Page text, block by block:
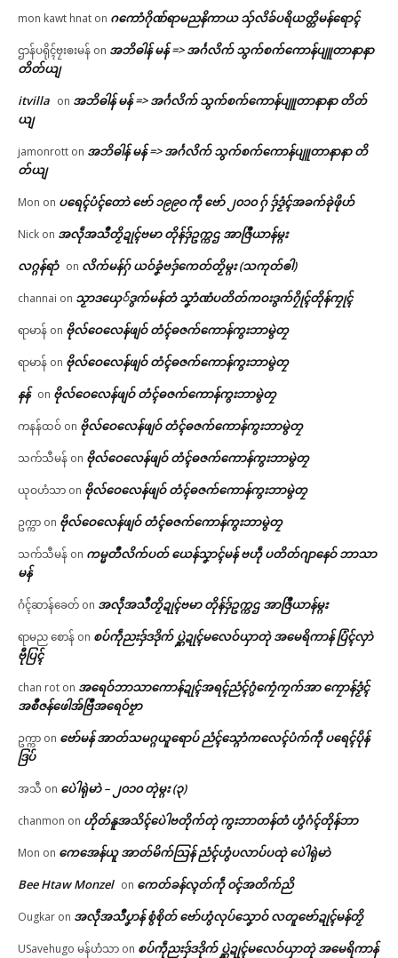
mon kawt hnat on ဂကောံဂိုဏ်ရာမညနိကာယ သှ်လိခ်ပရိယတ္တိမန်ရောၚ်
ဌာန်ပရိုၚ်ဗၠးၜးမန် on အဘိဓါန် မန် => အၚ်္ဂလိက် သွက်စက်ကောန်ပျူတာနာနာ
တိတ်ယျ
itvilla on အဘိဓါန် မန် => အၚ်္ဂလိက် သွက်စက်ကောန်ပျူတာနာနာ တိတ်
ယျ
jamonrott on အဘိဓါန် မန် => အၚ်္ဂလိက် သွက်စက်ကောန်ပျူတာနာနာ တိ
တ်ယျ
Mon on ပရေၚ်ပံၚ်တောဲ ဗော် ၁၉၉၀ ကဵု ဗော် ၂၀၁၀ ဂှ် ဒှ်ဒၟံၚ်အခက်ခုဲဖိုဟ်
Nick on အလဵုအသဳတၟိဍုၚ်ဗမာ တိုန်ဒှ်ဥက္ကဌ အာဇြဳယာန်မ္ဂး
လဂ္ဂန်ရာံ on လိက်မန်ဂှ် ယဝ်ခၞံဗဒှ်ကေတ်တၟိမ္ဂး (သကုတ်ၜါ)
channai on သၟာဒယှေ်ဒွက်မန်တံ သၞာံဏံပတိတ်ကဝးဒွက်ဂၠိုၚ်တိုန်ကၠုၚ်
ရာမာန် on ဗိုလ်ဝေလေန်ဖျဝ် တံၚ်ဓဇက်ကောန်ကွးဘာမွဲတၠ
ရာမာန် on ဗိုလ်ဝေလေန်ဖျဝ် တံၚ်ဓဇက်ကောန်ကွးဘာမွဲတၠ
နန် on ဗိုလ်ဝေလေန်ဖျဝ် တံၚ်ဓဇက်ကောန်ကွးဘာမွဲတၠ
ကနန်ထဝ် on ဗိုလ်ဝေလေန်ဖျဝ် တံၚ်ဓဇက်ကောန်ကွးဘာမွဲတၠ
သက်သီမန် on ဗိုလ်ဝေလေန်ဖျဝ် တံၚ်ဓဇက်ကောန်ကွးဘာမွဲတၠ
ယုဝဟံသာ on ဗိုလ်ဝေလေန်ဖျဝ် တံၚ်ဓဇက်ကောန်ကွးဘာမွဲတၠ
ဥက္ကာ on ဗိုလ်ဝေလေန်ဖျဝ် တံၚ်ဓဇက်ကောန်ကွးဘာမွဲတၠ
သက်သီမန် on ကမ္မတဳလိက်ပတ် ယေန်သၞာၚ်မန် ဗဟဵု ပတိတ်ဂျာနေဝ် ဘာသာ
မန်
ဂံၚ်ဆာန်ခေတ် on အလဵုအသဳတၟိဍုၚ်ဗမာ တိုန်ဒှ်ဥက္ကဌ အာဇြဳယာန်မ္ဂး
ရာမည စောန် on စပ်ကဵုညးဒှ်ဒဒိုက် ပ္ဋဲဍုၚ်မလေဝ်ယှာတုဲ အမေရိကာန် ပြံၚ်လှာဲ
ဗီုပြၚ်
chan rot on အရေဝ်ဘာသာကောန်ဍုၚ်အရၚ်ညံၚ်ဂွံကၠေံကၠက်အာ ကၠောန်ဒၟံၚ်
အစဳဇန်ဖေါအ်ဗြဳအရေဝ်ဗၟာ
ဥက္ကာ on ဗော်မန် အာတ်သမဂ္ဂယူရောပ် ညံၚ်သ္ဂောံကလေၚ်ပံက်ကဵု ပရေၚ်ပိုန်
ဒြပ်
အသီ on ပေဲါရုဲမာဲ – ၂၀၁၀ တုဲမ္ဂး (၃)
chanmon on ဟိုတ်နူအသိၚ်ပေဲါဗတိုက်တုဲ ကွးဘာတန်တံ ဟွံဂံၚ်တိုန်ဘာ
Mon on ကေအေန်ယူ အာတ်မိက်သြန် ညံၚ်ဟွံပလာပ်ပထုဲ ပေဲါရုဲမာဲ
Bee Htaw Monzel on ကေတ်ခန်လ္ၚတ်ကဵု ၀ၚ်အတိက်ညိ
Ougkar on အလဵုအသဳပၞာန် စွံစိုတ် ဗော်ဟွံလုပ်သၞောဝ် လတူဗော်ဍုၚ်မန်တၟိ
USavehugo မန်ဟံသာ on စပ်ကဵုညးဒှ်ဒဒိုက် ပ္ဋဲဍုၚ်မလေဝ်ယှာတုဲ အမေရိကာန်